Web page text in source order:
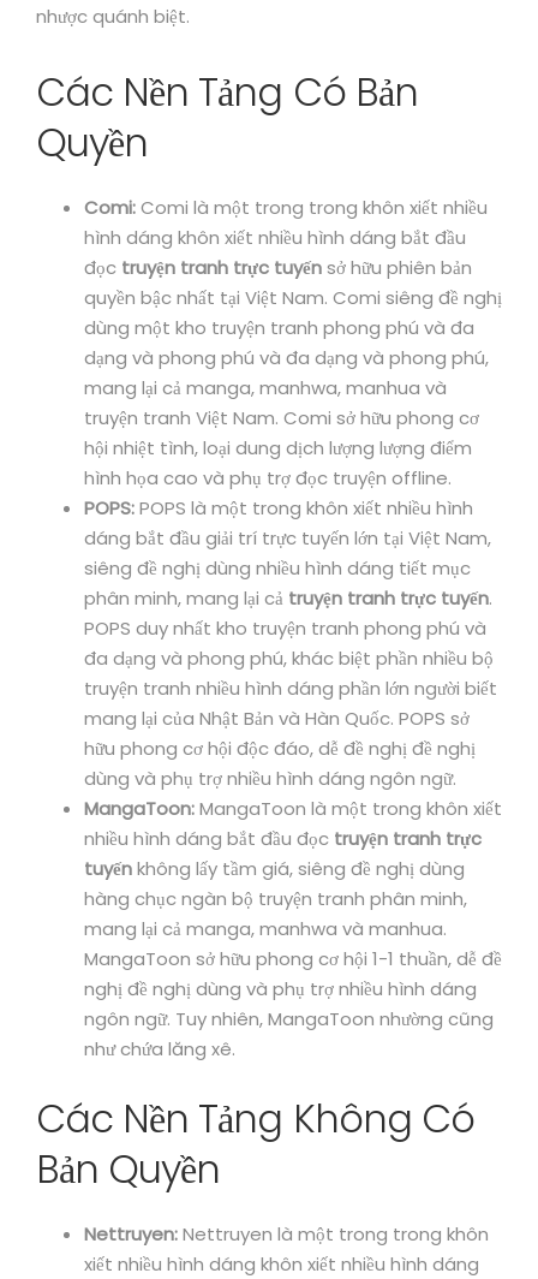
nhược quánh biệt.
Các Nền Tảng Có Bản
Quyền
Comi:Comi là một trong trong khôn xiết nhiều
hình dáng khôn xiết nhiều hình dáng bắt đầu
đọc truyện tranh trực tuyếnsở hữu phiên bản
quyền bậc nhất tại Việt Nam. Comi siêng đề nghị
dùng một kho truyện tranh phong phú và đa
dạng và phong phú và đa dạng và phong phú,
mang lại cả manga, manhwa, manhua và
truyện tranh Việt Nam. Comi sở hữu phong cơ
hội nhiệt tình, loại dung dịch lượng lượng điểm
hình họa cao và phụ trợ đọc truyện offline.
POPS:POPS là một trong khôn xiết nhiều hình
dáng bắt đầu giải trí trực tuyến lớn tại Việt Nam,
siêng đề nghị dùng nhiều hình dáng tiết mục
phân minh, mang lại cả truyện tranh trực tuyến.
POPS duy nhất kho truyện tranh phong phú và
đa dạng và phong phú, khác biệt phần nhiều bộ
truyện tranh nhiều hình dáng phần lớn người biết
mang lại của Nhật Bản và Hàn Quốc. POPS sở
hữu phong cơ hội độc đáo, dễ đề nghị đề nghị
dùng và phụ trợ nhiều hình dáng ngôn ngữ.
MangaToon:MangaToon là một trong khôn xiết
nhiều hình dáng bắt đầu đọc truyện tranh trực
tuyếnkhông lấy tầm giá, siêng đề nghị dùng
hàng chục ngàn bộ truyện tranh phân minh,
mang lại cả manga, manhwa và manhua.
MangaToon sở hữu phong cơ hội 1-1 thuần, dễ đề
nghị đề nghị dùng và phụ trợ nhiều hình dáng
ngôn ngữ. Tuy nhiên, MangaToon nhường cũng
như chứa lăng xê.
Các Nền Tảng Không Có
Bản Quyền
Nettruyen:Nettruyen là một trong trong khôn
xiết nhiều hình dáng khôn xiết nhiều hình dáng